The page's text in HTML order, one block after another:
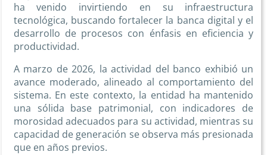
ha venido invirtiendo en su infraestructura
tecnológica, buscando fortalecer la banca digital y el
desarrollo de procesos con énfasis en eficiencia y
productividad.
A marzo de 2026, la actividad del banco exhibió un
avance moderado, alineado al comportamiento del
sistema. En este contexto, la entidad ha mantenido
una sólida base patrimonial, con indicadores de
morosidad adecuados para su actividad, mientras su
capacidad de generación se observa más presionada
que en años previos.